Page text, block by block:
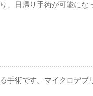
、日帰り手術が可能にな
手術です。マイクロデブ